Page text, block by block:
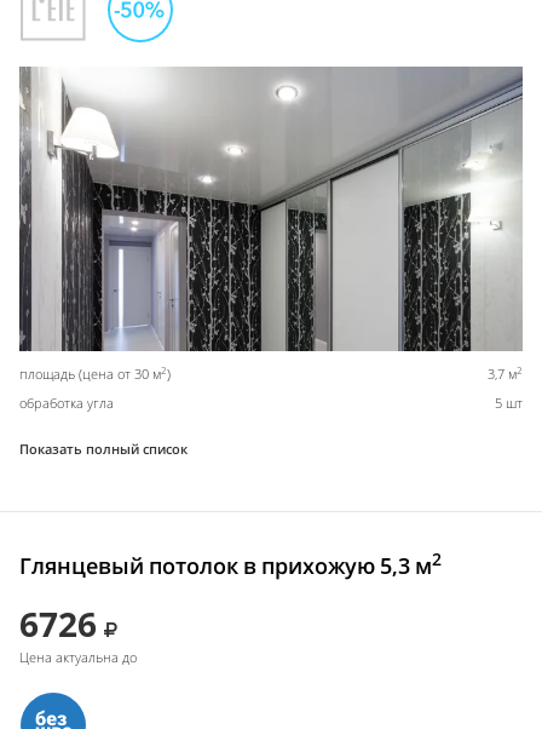
площадь (цена от 30 м2) 3,7 м2
обработка угла 5 шт
Показать полный список
Глянцевый потолок в прихожую 5,3 м2
6726
Цена актуальна до